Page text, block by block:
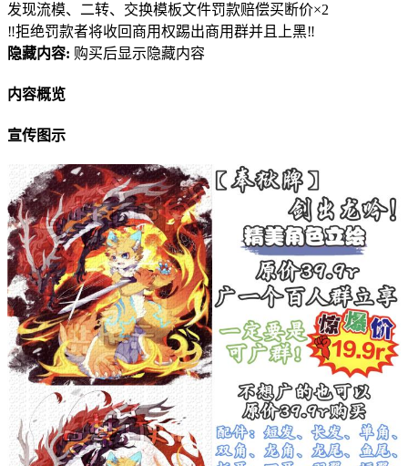
发现流模、二转、交换模板文件罚款赔偿买断价×2
‼拒绝罚款者将收回商用权踢出商用群并且上黑‼
隐藏内容: 购买后显示隐藏内容
内容概览
宣传图示